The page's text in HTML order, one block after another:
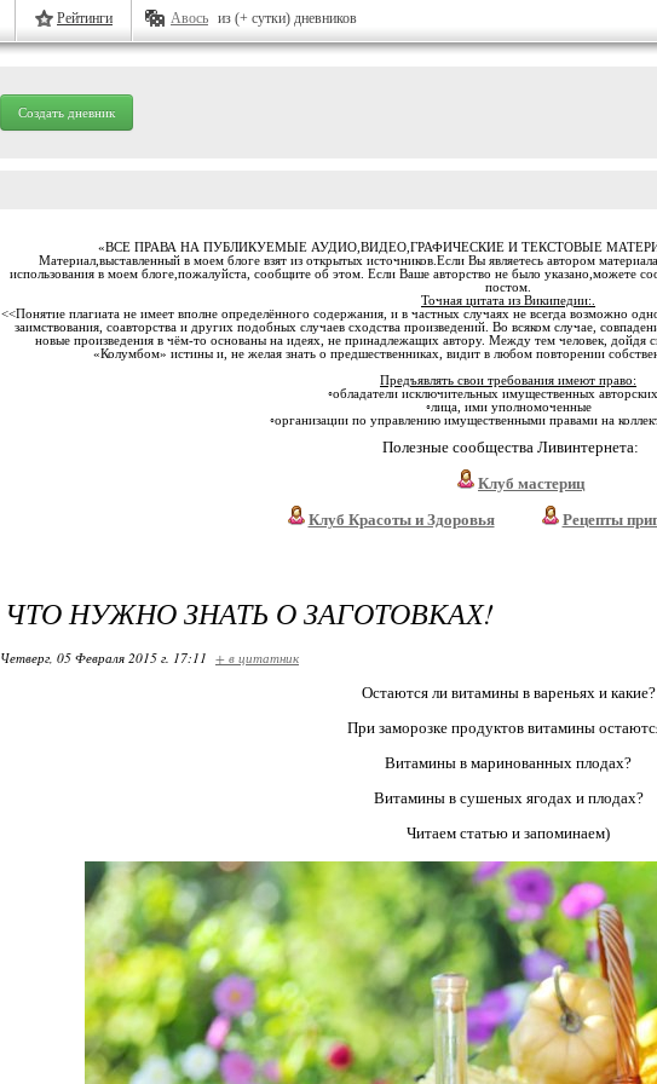
Рейтинги Авось из (+ сутки) дневников
Создать дневник
«ВСЕ ПРАВА НА ПУБЛИКУЕМЫЕ АУДИО,ВИДЕО,ГРАФИЧЕСКИЕ И ТЕКСТОВЫЕ
Материал,выставленный в моем блоге взят из открытых источников.Если Вы являетесь автором
использования в моем блоге,пожалуйста, сообщите об этом. Если Ваше авторство не было указано,можете
постом.
Точная цитата из Википедии:.
<<Понятие плагиата не имеет вполне определённого содержания, и в частных случаях не всегда возможно
заимствования, соавторства и других подобных случаев сходства произведений. Во всяком случае,
новые произведения в чём-то основаны на идеях, не принадлежащих автору. Между тем человек, дойдя
«Колумбом» истины и, не желая знать о предшественниках, видит в любом повторении
Предъявлять свои требования имеют право:
◦обладатели исключительных имущественных
◦лица, ими уполномоченные
◦организации по управлению имущественными правами на
Полезные сообщества Ливинтернета:
Клуб мастериц
Клуб Красоты и Здоровья Рецепты
ЧТО НУЖНО ЗНАТЬ О ЗАГОТОВКАХ!
Четверг, 05 Февраля 2015 г. 17:11 + в цитатник
Остаются ли витамины в вареньях и какие?
При заморозке продуктов витамины
Витамины в маринованных плодах?
Витамины в сушеных ягодах и плодах?
Читаем статью и запоминаем)